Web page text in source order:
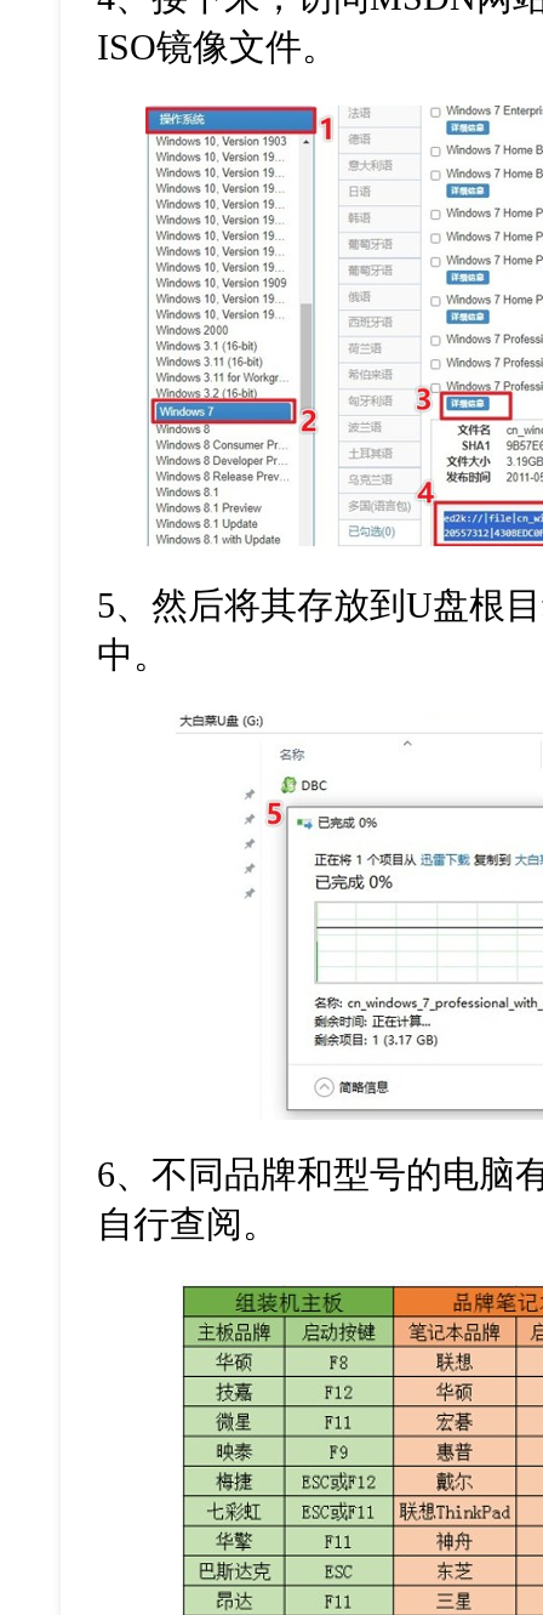
ISO镜像文件。
5、然后将其存放到U盘根
中。
6、不同品牌和型号的电脑
自行查阅。